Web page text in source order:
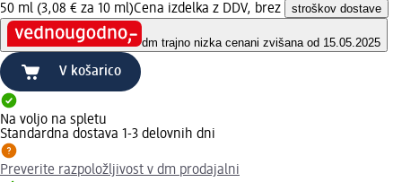
50 ml (3,08 € za 10 ml)Cena izdelka z DDV, brez stroškov dostave
dm trajno nizka cenani zvišana od 15.05.2025
V košarico
Na voljo na spletu
Standardna dostava 1-3 delovnih dni
Preverite razpoložljivost v dm prodajalni